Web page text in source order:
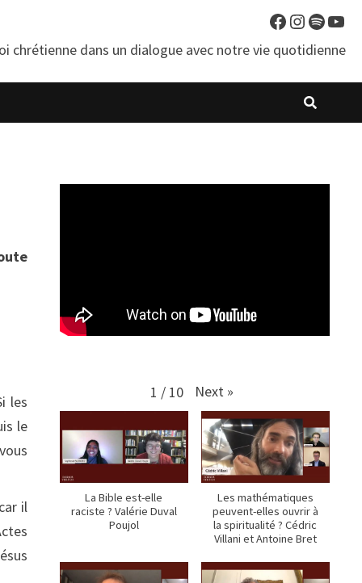
Facebook
chrétienne dans un dialogue avec notre vie quotidienne
les
le
il
1 / 10 Next »
La Bible est-elle
raciste ? Valérie Duval
Poujol
Les mathématiques
peuvent-elles ouvrir à
la spiritualité ? Cédric
Villani et Antoine Bret